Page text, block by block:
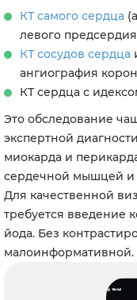
КТ самого сердца
левого
КТ сосудов сердца
ангиография
КТ сердца с
Это обследование
экспертной
миокарда и
сердечной мышцей и
Для качественной
требуется введение
йода. Без
малоинформативной.